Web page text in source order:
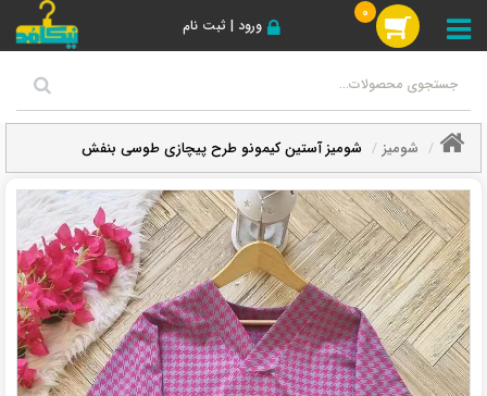
ورود | ثبت نام
0
شومیز شومیز آستین کیمونو طرح پیچازی طوسی بنفش